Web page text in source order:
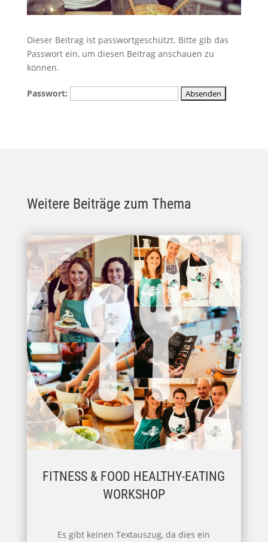
Dieser Beitrag ist passwortgeschützt. Bitte gib das
Passwort ein, um diesen Beitrag anschauen zu
können.
Passwort:
Weitere Beiträge zum Thema
FITNESS & FOOD HEALTHY-EATING
WORKSHOP
Es gibt keinen Textauszug, da dies ein